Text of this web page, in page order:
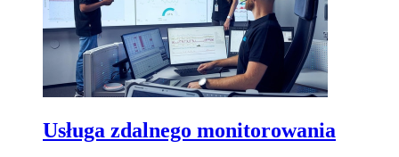
Usługa zdalnego monitorowania